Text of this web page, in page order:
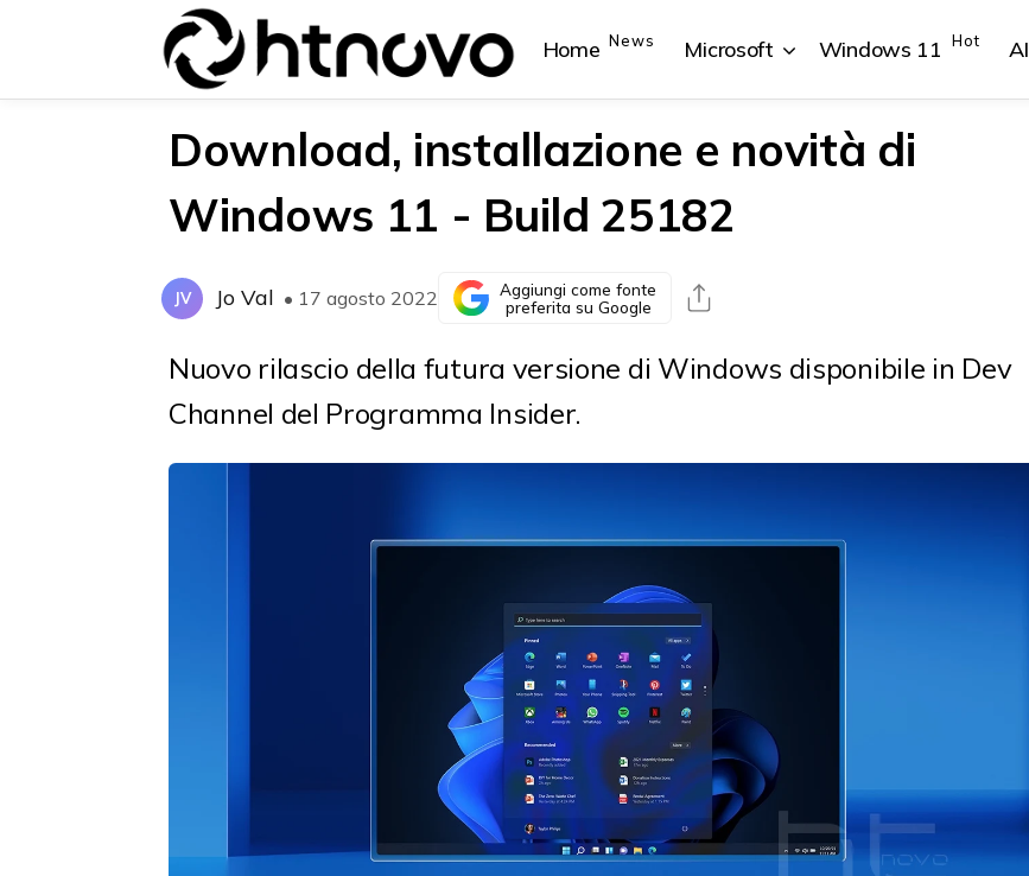
Home News Microsoft
{{POSTS[0].LABEL}} {{POSTS[1].LABEL}}
Windows 11 Hot AI
{{POSTS[0].LABEL}} {{POSTS[1].LABEL}}
Download, installazione e novità di
Windows 11 - Build 25182
JV Jo Val • 17 agosto 2022
Aggiungi come fonte
preferita su Google
Nuovo rilascio della futura versione di Windows disponibile in Dev
Channel del Programma Insider.